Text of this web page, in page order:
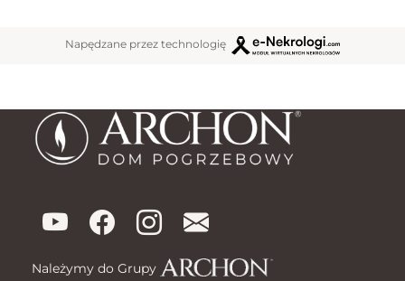
Napędzane przez technologię
Należymy do Grupy